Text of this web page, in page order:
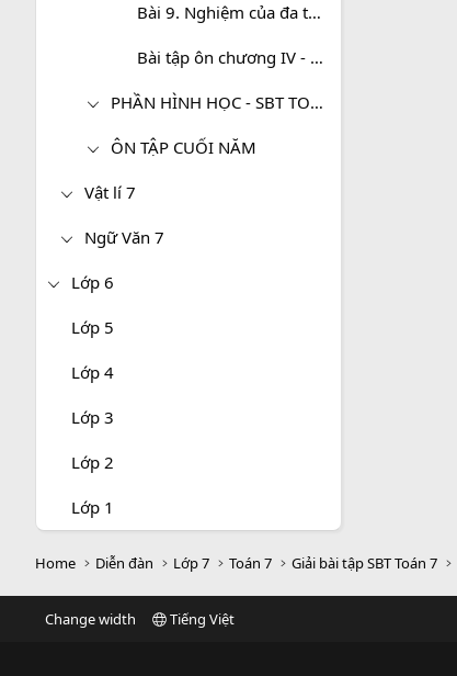
Bài 9. Nghiệm của đa thức một biến
Bài tập ôn chương IV - Biểu thức đại số
PHẦN HÌNH HỌC - SBT TOÁN 7 TẬP 2
ÔN TẬP CUỐI NĂM
Vật lí 7
Ngữ Văn 7
Lớp 6
Lớp 5
Lớp 4
Lớp 3
Lớp 2
Lớp 1
Home Diễn đàn Lớp 7 Toán 7 Giải bài tập SBT Toán 7
Change width Tiếng Việt